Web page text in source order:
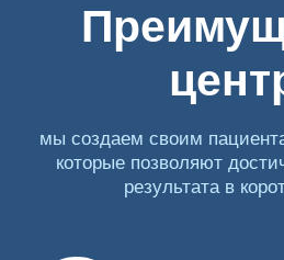
тошнота или рвота,
учащенное сердцебиение,
тревожность и беспокойство,
панические атаки.
мы создаем своим
которые позволяют
результата в